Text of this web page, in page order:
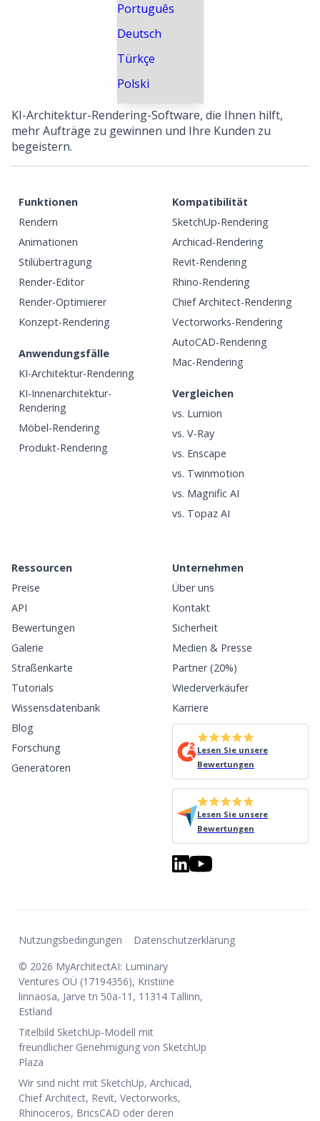
Português
Deutsch
Türkçe
Polski
KI-Architektur-Rendering-Software, die Ihnen hilft,
mehr Aufträge zu gewinnen und Ihre Kunden zu
begeistern.
Funktionen
Rendern
Animationen
Stilübertragung
Render-Editor
Render-Optimierer
Konzept-Rendering
Anwendungsfälle
KI-Architektur-Rendering
KI-Innenarchitektur-
Rendering
Möbel-Rendering
Produkt-Rendering
Kompatibilität
SketchUp-Rendering
Archicad-Rendering
Revit-Rendering
Rhino-Rendering
Chief Architect-Rendering
Vectorworks-Rendering
AutoCAD-Rendering
Mac-Rendering
Vergleichen
vs. Lumion
vs. V-Ray
vs. Enscape
vs. Twinmotion
vs. Magnific AI
vs. Topaz AI
Ressourcen
Preise
API
Bewertungen
Galerie
Straßenkarte
Tutorials
Wissensdatenbank
Blog
Forschung
Generatoren
Unternehmen
Über uns
Kontakt
Sicherheit
Medien & Presse
Partner (20%)
Wiederverkäufer
Karriere
Lesen Sie unsere
Bewertungen
Lesen Sie unsere
Bewertungen
© 2026 MyArchitectAI: Luminary
Ventures OÜ (17194356), Kristiine
linnaosa, Jarve tn 50a-11, 11314 Tallinn,
Estland
Titelbild SketchUp-Modell mit
freundlicher Genehmigung von SketchUp
Plaza
Wir sind nicht mit SketchUp, Archicad,
Chief Architect, Revit, Vectorworks,
Rhinoceros, BricsCAD oder deren
Nutzungsbedingungen Datenschutzerklärung